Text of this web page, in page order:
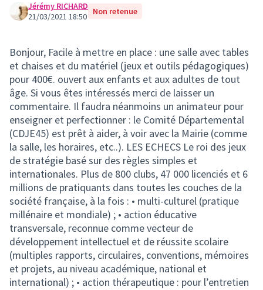
Jérémy RICHARD
21/03/2021 18:50
Non retenue
Bonjour, Facile à mettre en place : une salle avec tables
et chaises et du matériel (jeux et outils pédagogiques)
pour 400€. ouvert aux enfants et aux adultes de tout
âge. Si vous êtes intéressés merci de laisser un
commentaire. Il faudra néanmoins un animateur pour
enseigner et perfectionner : le Comité Départemental
(CDJE45) est prêt à aider, à voir avec la Mairie (comme
la salle, les horaires, etc..). LES ECHECS Le roi des jeux
de stratégie basé sur des règles simples et
internationales. Plus de 800 clubs, 47 000 licenciés et 6
millions de pratiquants dans toutes les couches de la
société française, à la fois : • multi-culturel (pratique
millénaire et mondiale) ; • action éducative
transversale, reconnue comme vecteur de
développement intellectuel et de réussite scolaire
(multiples rapports, circulaires, conventions, mémoires
et projets, au niveau académique, national et
international) ; • action thérapeutique : pour l’entretien